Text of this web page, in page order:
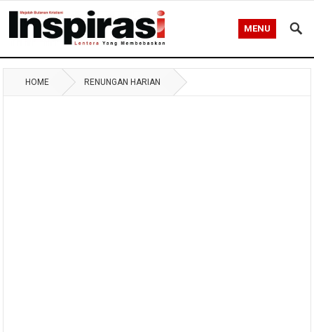
MENU
HOME RENUNGAN HARIAN